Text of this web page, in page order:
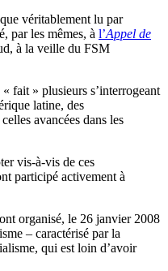
véritablement lu par
par les mêmes, à l’Appel de
à la veille du FSM
fait » plusieurs s’interrogeant
latine, des
avancées dans les
vis-à-vis de ces
participé activement à
organisé, le 26 janvier 2008
– caractérisé par la
qui est loin d’avoir